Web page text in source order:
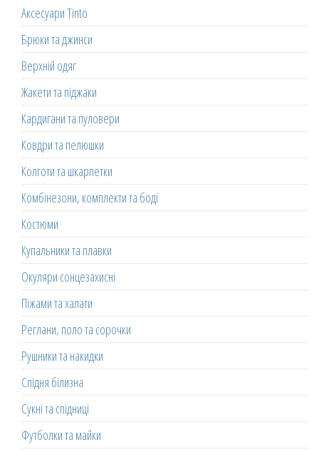
Аксесуари Tinto
Брюки та джинси
Верхній одяг
Жакети та піджаки
Кардигани та пуловери
Ковдри та пелюшки
Колготи та шкарпетки
Комбінезони, комплекти та боді
Костюми
Купальники та плавки
Окуляри сонцезахисні
Піжами та халати
Реглани, поло та сорочки
Рушники та накидки
Спідня білизна
Сукні та спідниці
Футболки та майки